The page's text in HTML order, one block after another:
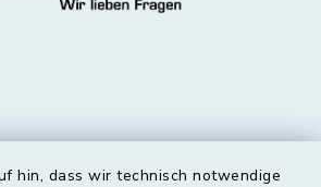
hin, dass wir technisch notwendige